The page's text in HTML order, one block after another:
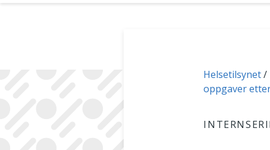
Du er her:
Helsetilsynet
oppgaver